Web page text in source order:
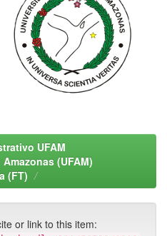
UFAM
(UFAM)
(FT)
or link to this item: